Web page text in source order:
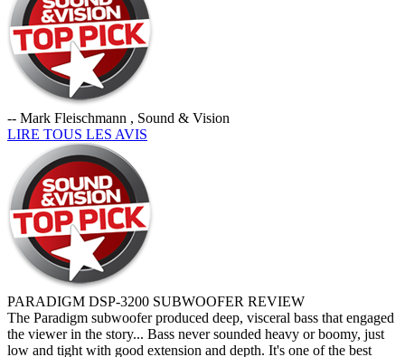
-- Mark Fleischmann , Sound & Vision
LIRE TOUS LES AVIS
PARADIGM DSP-3200 SUBWOOFER REVIEW
The Paradigm subwoofer produced deep, visceral bass that engaged
the viewer in the story... Bass never sounded heavy or boomy, just
low and tight with good extension and depth. It's one of the best